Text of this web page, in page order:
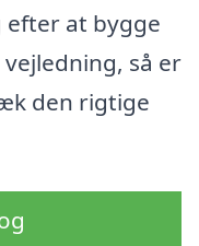
efter at bygge
så er
den rigtige